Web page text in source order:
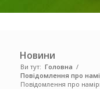
Новини
Ви тут: Головна /
Повідомлення про
Повідомлення про